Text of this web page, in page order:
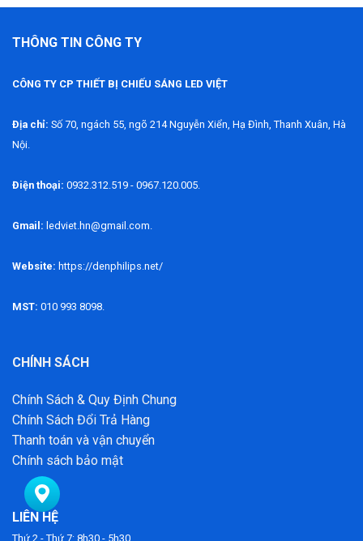
THÔNG TIN CÔNG TY
CÔNG TY CP THIẾT BỊ CHIẾU SÁNG LED VIỆT
Địa chỉ: Số 70, ngách 55, ngõ 214 Nguyễn Xiển, Hạ Đình, Thanh Xuân, Hà
Nội.
Điện thoại: 0932.312.519 - 0967.120.005.
Gmail: ledviet.hn@gmail.com.
Website: https://denphilips.net/
MST: 010 993 8098.
CHÍNH SÁCH
Chính Sách & Quy Định Chung
Chính Sách Đổi Trả Hàng
Thanh toán và vận chuyển
Chính sách bảo mật
LIÊN HỆ
Thứ 2 - Thứ 7: 8h30 - 5h30